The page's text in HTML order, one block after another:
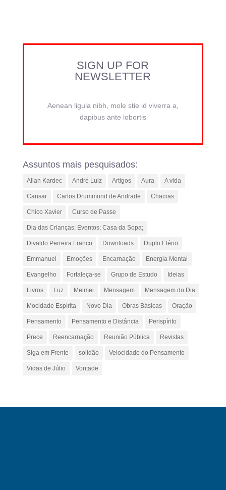
SIGN UP FOR
NEWSLETTER
Aenean ligula nibh, mole stie id viverra a,
dapibus ante lobortis
Assuntos mais pesquisados:
Allan Kardec André Luiz Artigos Aura A vida
Cansar Carlos Drummond de Andrade Chacras
Chico Xavier Curso de Passe
Dia das Crianças; Eventos; Casa da Sopa;
Divaldo Perreira Franco Downloads Duplo Etério
Emmanuel Emoções Encarnação Energia Mental
Evangelho Fortaleça-se Grupo de Estudo Ideias
Livros Luz Meimei Mensagem Mensagem do Dia
Mocidade Espírita Novo Dia Obras Básicas Oração
Pensamento Pensamento e Distância Perispírito
Prece Reencarnação Reunião Pública Revistas
Siga em Frente solidão Velocidade do Pensamento
Vidas de Júlio Vontade